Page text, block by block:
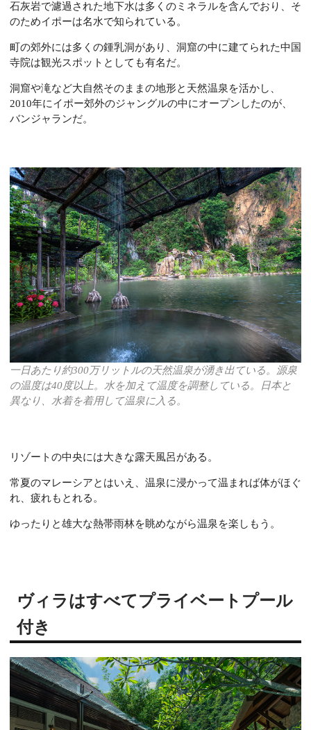
石灰岩で濾過された地下水は多くのミネラルを含んでおり、そ
のためイポーは名水で知られている。
町の郊外には多くの鍾乳洞があり、洞窟の中に建てられた中国
寺院は観光スポットとしても有名だ。
洞窟や滝など大自然そのままの地形と天然温泉を活かし、
2010年にイポー郊外のジャングルの中にオープンしたのが、
バンジャランだ。
一日あたり約300万リットルの天然温泉が湧き出ている。源泉
の温度は40度以上。水を加えて温度を調整している。日本と
異なり、水着を着用して温泉に入る。
リゾートの中央には大きな露天風呂がある。
常夏のマレーシアとはいえ、温泉に浸かって温まれば体がほぐ
れ、疲れもとれる。
ゆったりと雄大な熱帯雨林を眺めながら温泉を楽しもう。
ヴィラはすべてプライベートプール
付き